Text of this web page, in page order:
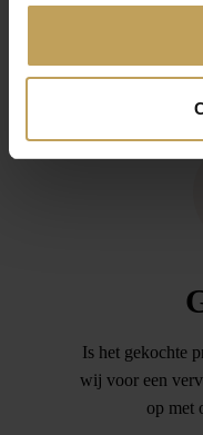
zorgen wij dat
Is het gekochte
wij voor een
op met